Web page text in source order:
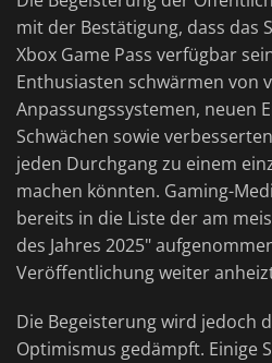
mit der Bestätigung, dass das
Xbox Game Pass verfügbar
Enthusiasten schwärmen von
Anpassungssystemen, neuen
Schwächen sowie
jeden Durchgang zu einem
machen könnten. Gaming-
bereits in die Liste der am
des Jahres 2025"
Veröffentlichung weiter
Die Begeisterung wird jedoch
Optimismus gedämpft. Einige